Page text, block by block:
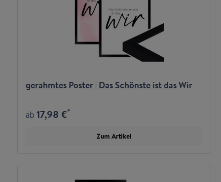
gerahmtes Poster | Das Schönste ist das Wir
ab17,98 €*
Zum Artikel